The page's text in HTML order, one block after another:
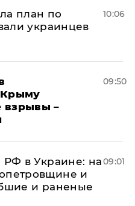
план по
украинцев
10:06
Крыму
взрывы –
09:50
РФ в Украине: на
и
и раненые
09:01